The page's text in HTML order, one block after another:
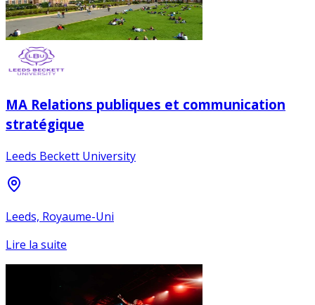
MA Relations publiques et communication
stratégique
Leeds Beckett University
Leeds, Royaume-Uni
Lire la suite